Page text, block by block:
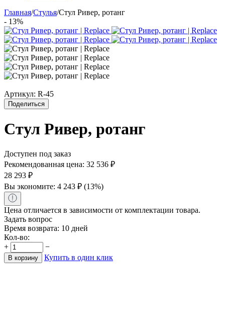
Главная/Стулья/Стул Ривер, ротанг
- 13%
Артикул: R-45
Поделиться
Стул Ривер, ротанг
Доступен под заказ
Рекомендованная цена: 32 536 ₽
28 293 ₽
Вы экономите: 4 243 ₽ (13%)
Цена отличается в зависимости от комплектации товара.
Задать вопрос
Время возврата: 10 дней
Кол-во:
+
−
В корзину Купить в один клик